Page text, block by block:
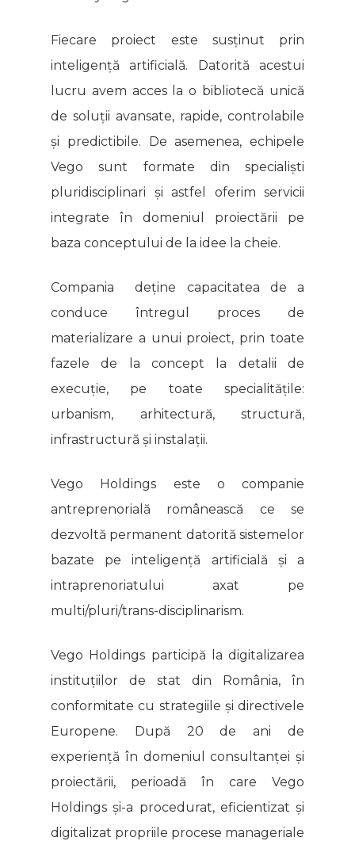
Fiecare proiect este susținut prin
inteligență artificială. Datorită acestui
lucru avem acces la o bibliotecă unică
de soluții avansate, rapide, controlabile
și predictibile. De asemenea, echipele
Vego sunt formate din specialiști
pluridisciplinari și astfel oferim servicii
integrate în domeniul proiectării pe
baza conceptului de la idee la cheie.
Compania deține capacitatea de a
conduce întregul proces de
materializare a unui proiect, prin toate
fazele de la concept la detalii de
execuție, pe toate specialitățile:
urbanism, arhitectură, structură,
infrastructură și instalații.
Vego Holdings este o companie
antreprenorială românească ce se
dezvoltă permanent datorită sistemelor
bazate pe inteligență artificială și a
intraprenoriatului axat pe
multi/pluri/trans-disciplinarism.
Vego Holdings participă la digitalizarea
instituțiilor de stat din România, în
conformitate cu strategiile și directivele
Europene. După 20 de ani de
experiență în domeniul consultanței și
proiectării, perioadă în care Vego
Holdings și-a procedurat, eficientizat și
digitalizat propriile procese manageriale